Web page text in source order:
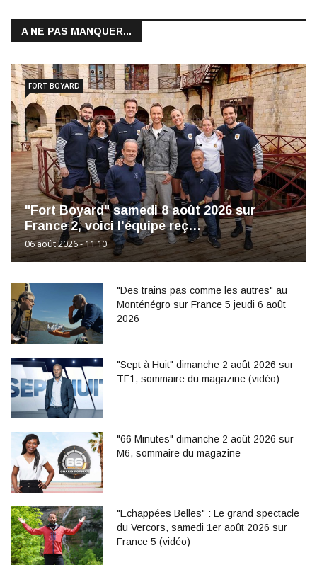
A NE PAS MANQUER...
"Fort Boyard" samedi 8 août 2026 sur
France 2, voici l'équipe reç…
06 août 2026 - 11:10
FORT BOYARD
"Des trains pas comme les autres" au
Monténégro sur France 5 jeudi 6 août
2026
"Sept à Huit" dimanche 2 août 2026 sur
TF1, sommaire du magazine (vidéo)
"66 Minutes" dimanche 2 août 2026 sur
M6, sommaire du magazine
"Echappées Belles" : Le grand spectacle
du Vercors, samedi 1er août 2026 sur
France 5 (vidéo)